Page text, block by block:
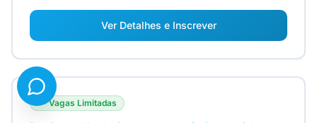
Ver Detalhes e Inscrever
Vagas Limitadas